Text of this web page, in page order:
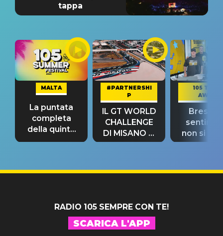
tappa
MALTA
La puntata
completa
della quinta
tappa
#PARTNERSHI
P
IL GT WORLD
CHALLENGE
DI MISANO si
riconferma
105 TAKE
AWAY
Bresh:
non si
fino alla
RADIO 105 SEMPRE CON TE!
SCARICA L'APP